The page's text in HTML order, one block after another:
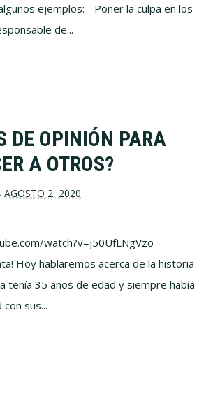
ejemplos: - Poner la culpa en los
de...
DE OPINIÓN PARA
A OTROS?
· AGOSTO 2, 2020
watch?v=j50UfLNgVzo
Hoy hablaremos acerca de la historia
tenía 35 años de edad y siempre había
sus...